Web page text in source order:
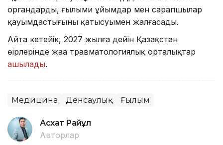
органдардың, ғылыми ұйымдар мен сарапшылар
қауымдастығының қатысуымен жалғасады.
Айта кетейік, 2027 жылға дейін Қазақстан
өңірлерінде жаңа травматологиялық орталықтар
ашылады.
Медицина Денсаулық Ғылым
Асхат Райқұл
Авторлар